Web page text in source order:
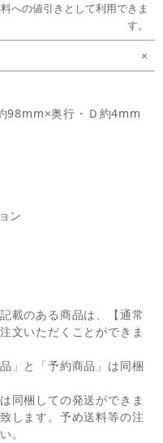
への値引きとして利用できま
す。
×
98mm×奥行・Ｄ約4mm
ン
載のある商品は、【通常
文いただくことができま
」と「予約商品」は同梱
同梱しての発送ができま
します。予め送料等の注
。